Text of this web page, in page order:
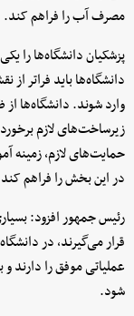
مصرف آب را فراهم کند.
پزشکیان دانشگاه‌ها را
دانشگاه‌ها باید فراتر
وارد شوند. دانشگاه‌ها
زیرساخت‌های لازم
حمایت‌های لازم، زمینه
در این بخش را فراهم
رئیس جمهور افزود:
قرار می‌گیرند، در
عملیاتی موفق را دارند
شود.